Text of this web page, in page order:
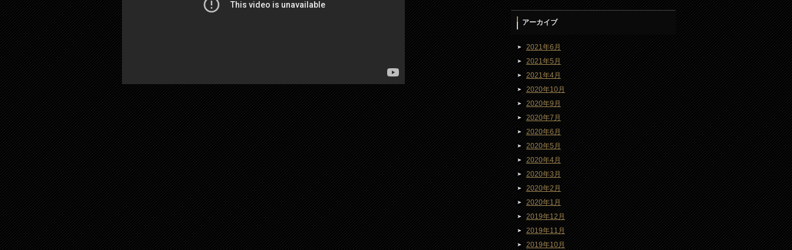
アーカイブ
2021年6月
2021年5月
2021年4月
2020年10月
2020年9月
2020年7月
2020年6月
2020年5月
2020年4月
2020年3月
2020年2月
2020年1月
2019年12月
2019年11月
2019年10月